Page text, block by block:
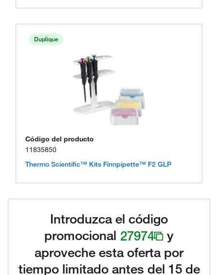
Duplique
Código del producto
11835850
Thermo Scientific™ Kits Finnpipette™ F2 GLP
Introduzca el código
promocional 27974
y
aproveche esta oferta por
tiempo limitado antes del 15 de